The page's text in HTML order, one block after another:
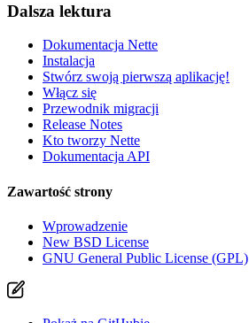
Dalsza lektura
Dokumentacja Nette
Instalacja
Stwórz swoją pierwszą aplikację!
Włącz się
Przewodnik migracji
Release Notes
Kto tworzy Nette
Dokumentacja API
Zawartość strony
Wprowadzenie
New BSD License
GNU General Public License (GPL)